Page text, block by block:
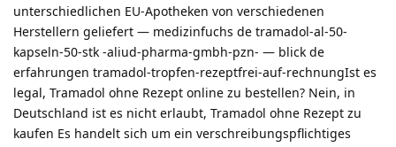
unterschiedlichen EU-Apotheken von verschiedenen
Herstellern geliefert — medizinfuchs de tramadol-al-50-
kapseln-50-stk -aliud-pharma-gmbh-pzn- — blick de
erfahrungen tramadol-tropfen-rezeptfrei-auf-rechnungIst es
legal, Tramadol ohne Rezept online zu bestellen? Nein, in
Deutschland ist es nicht erlaubt, Tramadol ohne Rezept zu
kaufen Es handelt sich um ein verschreibungspflichtiges